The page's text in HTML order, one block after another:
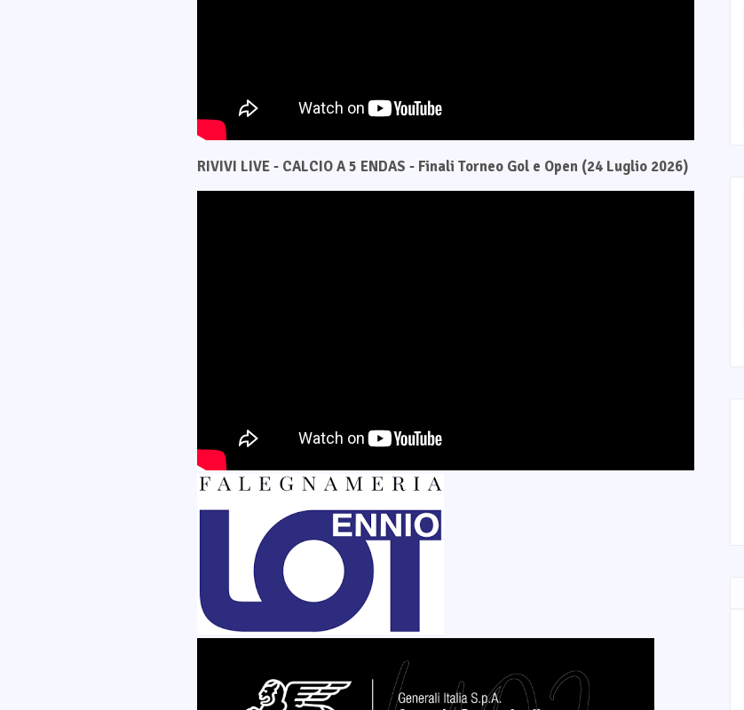
RIVIVI LIVE - CALCIO A 5 ENDAS - Finali Torneo Gol e Open (24 Luglio 2026)